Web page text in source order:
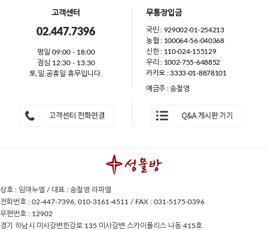
고객센터
02.447.7396
평일 09:00 - 18:00
점심 12:30 - 13:30
토,일,공휴일 휴무입니다.
무통장입금
국민 : 929002-01-254213
농협 : 100064-56-040368
신한 : 110-024-155129
우리 : 1002-755-648852
카카오 : 3333-01-8878101
예금주 : 송철영
상호 : 임마누엘 / 대표 : 송철영 라파엘
전화번호 : 02-447-7396, 010-3161-4511 / FAX : 031-5175-0396
우편번호 : 12902
경기 하남시 미사강변한강로 135 미사강변 스카이폴리스 나동 415호